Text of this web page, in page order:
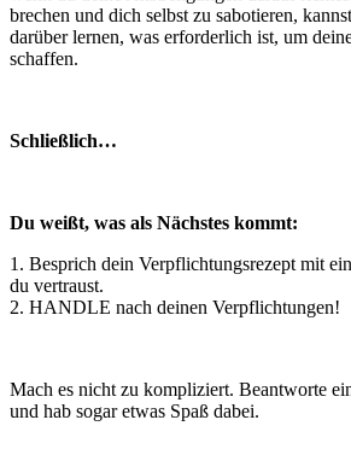
brechen und dich selbst zu sabotieren,
darüber lernen, was erforderlich ist, um
schaffen.
Schließlich…
Du weißt, was als Nächstes kommt:
1. Besprich dein Verpflichtungsrezept mit
du vertraust.
2. HANDLE nach deinen Verpflichtungen!
Mach es nicht zu kompliziert. Beantworte
und hab sogar etwas Spaß dabei.